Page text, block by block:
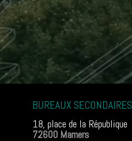
BUREAUX SECONDAIRES
18, place de la République
72600 Mamers